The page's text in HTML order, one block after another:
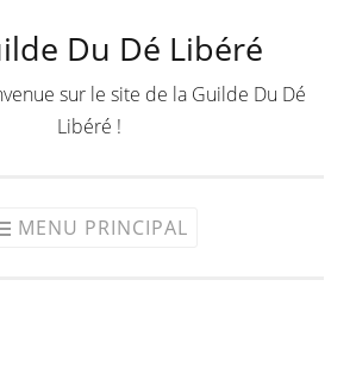
Du Dé Libéré
sur le site de la Guilde Du Dé
Libéré !
MENU PRINCIPAL